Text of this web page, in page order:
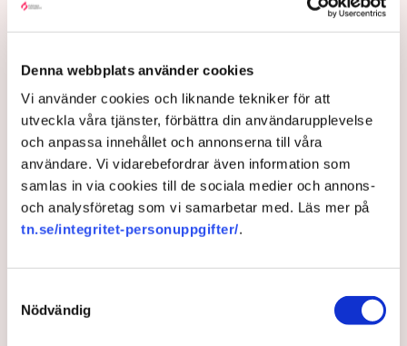
Denna webbplats använder cookies
Vi använder cookies och liknande tekniker för att
utveckla våra tjänster, förbättra din användarupplevelse
och anpassa innehållet och annonserna till våra
användare. Vi vidarebefordrar även information som
samlas in via cookies till de sociala medier och annons-
och analysföretag som vi samarbetar med. Läs mer på
tn.se/integritet-personuppgifter/.
Nödvändig
kostnaden för staten bli betydligt lägre. De som bygger
ny kärnkraft betalar för sin andel av kostnaden för
minskar ju fler som investerar i ny kärnkraft och
tidshorisonten får anses vara lång eftersom slutåret är
satt till 2159.
Om det byggs kärnkraft motsvarande 5 000 megawatt
eller mer blir statens slutförvarsnota 0 kronor. Värt att
notera är att de ansökningar om stöd för ny kärnkraft
som inkommit hittills redan överstiger 5 000 megawatt.
Utöver de större posterna ovan har kärnkraftsprojektet
medfört en del övriga kostnader. Det har exempelvis
med en handfull medarbetare och det har utgått